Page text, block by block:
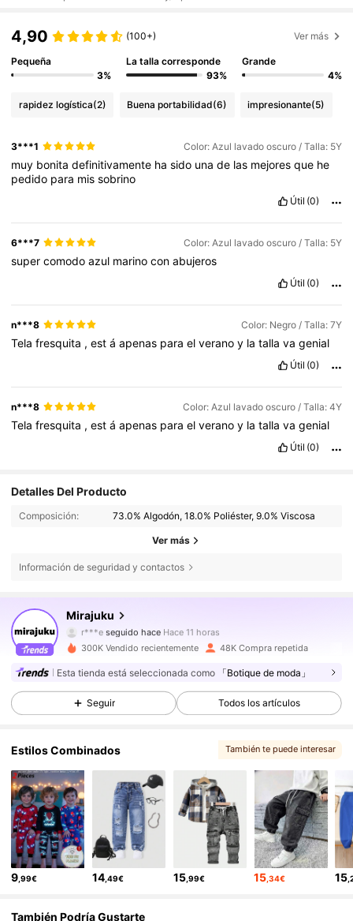
4,90 (100+) Ver más
Pequeña
3%
La talla corresponde
93%
Grande
4%
rapidez logística(2) Buena portabilidad(6) impresionante(5)
3***1 Color: Azul lavado oscuro / Talla: 5Y
muy bonitadefinitivamente hasido unade las mejoresque he
pedido para missobrino
Útil (0)
6***7 Color: Azul lavado oscuro / Talla: 5Y
supercomodoazul marinoconabujeros
Útil (0)
n***8 Color: Negro / Talla: 7Y
Telafresquita ,estáapenas paraelveranoy latallavagenial
Útil (0)
n***8 Color: Azul lavado oscuro / Talla: 4Y
Telafresquita ,estáapenas paraelveranoy latallavagenial
Útil (0)
Detalles Del Producto
Composición: 73.0% Algodón, 18.0% Poliéster, 9.0% Viscosa
Ver más
Información de seguridad y contactos
Mirajuku
r***eseguido hace Hace 11 horas
e***1 está navegando
4,82 23K Seguidores
4,82 23K Seguidores
4,82 23K Seguidores
300K Vendido recientemente 48K Compra repetida
Esta tienda está seleccionada como 「Botique de moda」
Seguir Todos los artículos
Estilos Combinados
También te puede interesar
, Opciones coincidentes, Más estilo
9 ,99€ 14 ,49€ 15,99€ 15 ,34€ 15
También Podría Gustarte